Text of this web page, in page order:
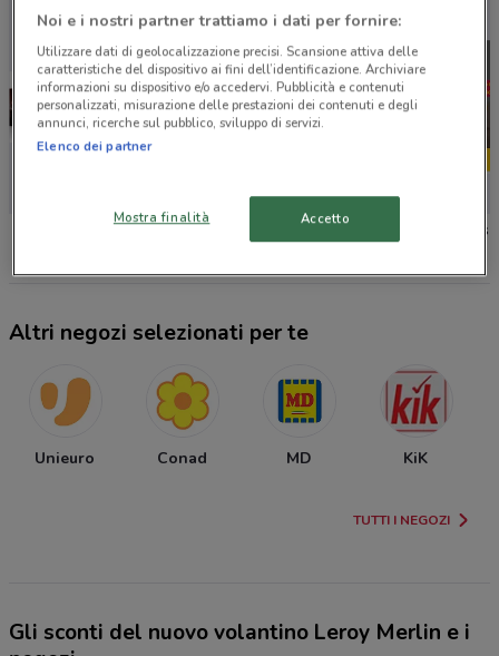
-4 GIORNI
Cofidis
Altri negozi selezionati per te
Unieuro Conad MD KiK
TUTTI I NEGOZI
Gli sconti del nuovo volantino Leroy Merlin e i
Noi e i nostri partner trattiamo i dati per fornire:
Utilizzare dati di geolocalizzazione precisi. Scansione attiva delle
caratteristiche del dispositivo ai fini dell’identificazione. Archiviare
informazioni su dispositivo e/o accedervi. Pubblicità e contenuti
personalizzati, misurazione delle prestazioni dei contenuti e degli
annunci, ricerche sul pubblico, sviluppo di servizi.
Elenco dei partner
Mostra finalità Accetto